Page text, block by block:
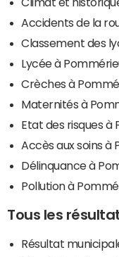
Accidents de la
Classement des
Lycée à
Crèches à
Maternités à
Etat des risques à
Accès aux soins à
Délinquance à
Pollution à
Tous les
Résultat